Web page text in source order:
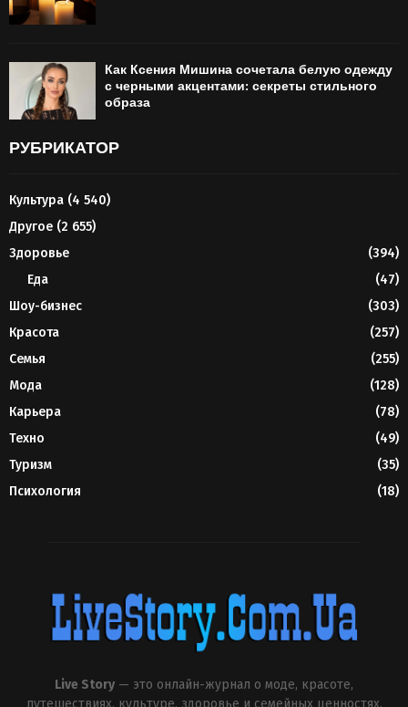
Как Ксения Мишина сочетала белую одежду
с черными акцентами: секреты стильного
образа
РУБРИКАТОР
Культура (4 540)
Другое (2 655)
Здоровье
(394)
Еда
(47)
Шоу-бизнес
(303)
Красота
(257)
Семья
(255)
Мода
(128)
Карьера
(78)
Техно
(49)
Туризм
(35)
Психология
(18)
Live Story — это онлайн-журнал о моде, красоте,
путешествиях, культуре, здоровье и семейных ценностях.